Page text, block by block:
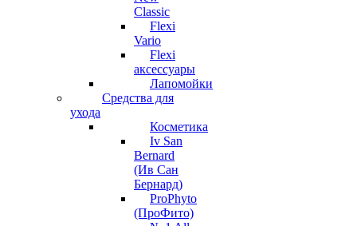
Classic
Flexi
Vario
Flexi
аксессуары
Лапомойки
Средства для
ухода
Косметика
Iv San
Bernard
(Ив Сан
Бернард)
ProPhyto
(ПроФито)